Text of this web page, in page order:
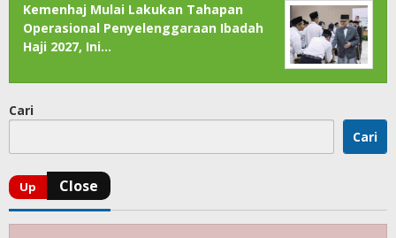
Kemenhaj Mulai Lakukan Tahapan
Operasional Penyelenggaraan Ibadah
Haji 2027, Ini…
Cari
Cari